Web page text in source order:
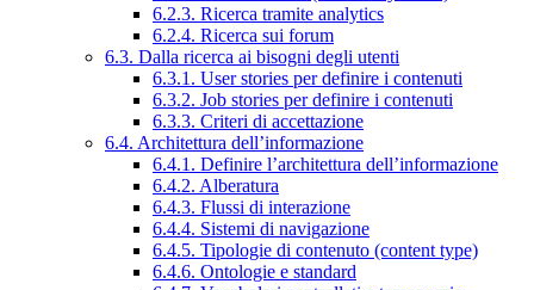
6.2.3. Ricerca tramite analytics
6.2.4. Ricerca sui forum
6.3. Dalla ricerca ai bisogni degli utenti
6.3.1. User stories per definire i contenuti
6.3.2. Job stories per definire i contenuti
6.3.3. Criteri di accettazione
6.4. Architettura dell’informazione
6.4.1. Definire l’architettura dell’informazione
6.4.2. Alberatura
6.4.3. Flussi di interazione
6.4.4. Sistemi di navigazione
6.4.5. Tipologie di contenuto (content type)
6.4.6. Ontologie e standard